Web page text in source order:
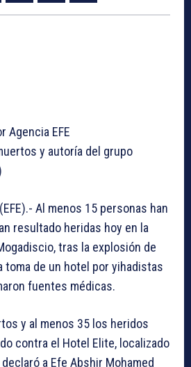
Agencia EFE
y autoría del grupo
Al menos 15 personas han
resultado heridas hoy en la
tras la explosión de
toma de un hotel por yihadistas
fuentes médicas.
y al menos 35 los heridos
contra el Hotel Elite, localizado
a Efe Abshir Mohamed